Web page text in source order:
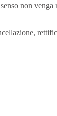
non